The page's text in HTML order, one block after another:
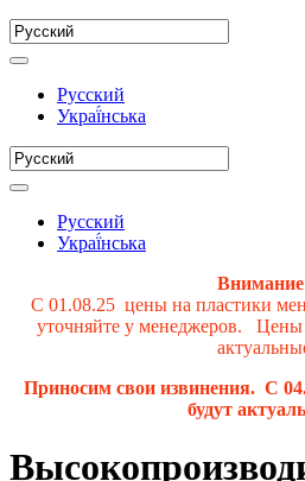
Русский
Украї́нська
Русский
Украї́нська
С 01.08.25 цены на пластики
уточняйте у менеджеров. Цены
Приносим свои извинения. С
будут